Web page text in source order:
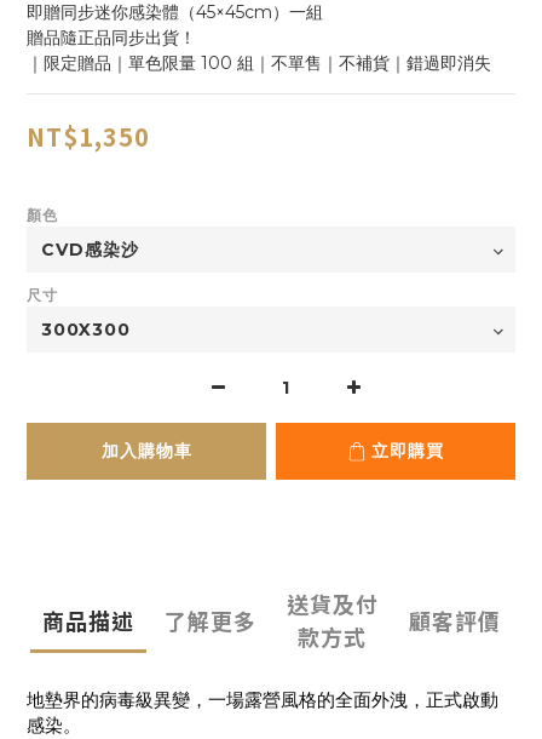
即贈同步迷你感染體（45×45cm）一組
贈品隨正品同步出貨！
｜限定贈品｜單色限量 100 組｜不單售｜不補貨｜錯過即消失
NT$1,350
顏色
尺寸
加入購物車 立即購買
商品描述 了解更多
送貨及付
款方式
顧客評價
地墊界的病毒級異變，一場露營風格的全面外洩，正式啟動
感染。